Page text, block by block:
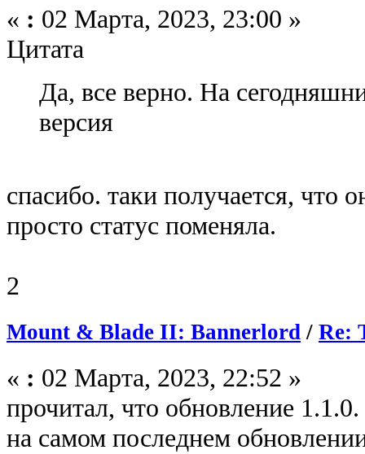
« : 02 Марта, 2023, 23:00 »
Цитата
Да, все верно. На
версия
спасибо. таки получается, что
просто статус поменяла.
2
Mount & Blade II: Bannerlord / Re:
« : 02 Марта, 2023, 22:52 »
прочитал, что обновление
на самом последнем